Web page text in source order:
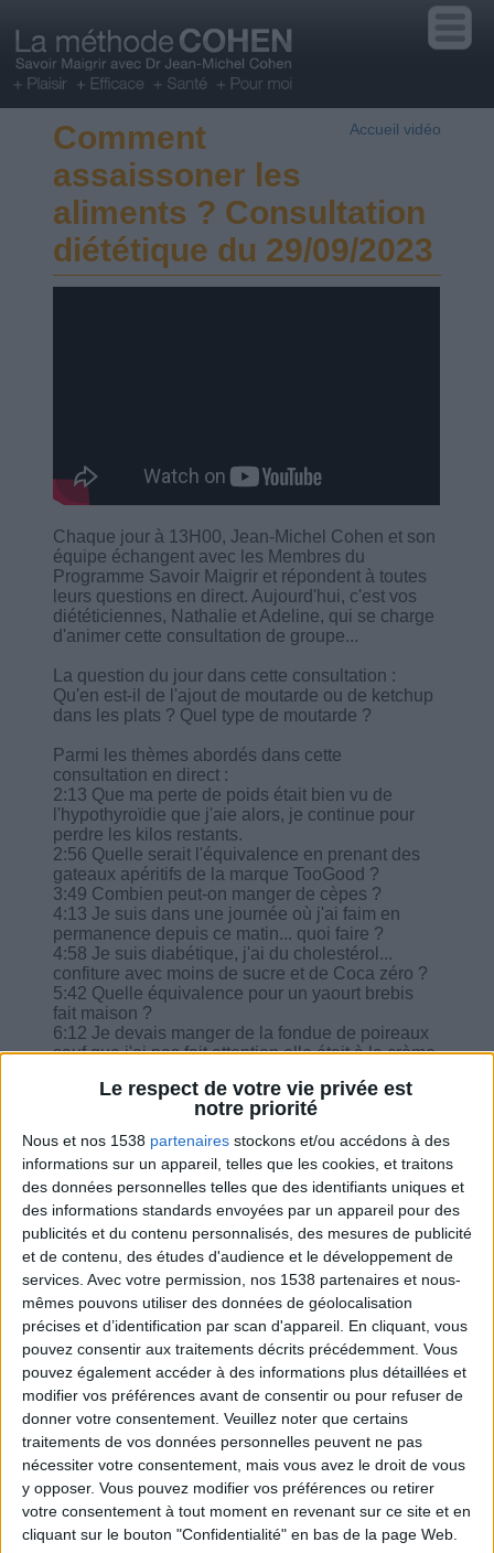
Le respect de votre vie privée est
notre priorité
Nous et nos 1538 partenaires stockons et/ou accédons à des
informations sur un appareil, telles que les cookies, et traitons
des données personnelles telles que des identifiants uniques et
des informations standards envoyées par un appareil pour des
publicités et du contenu personnalisés, des mesures de publicité
et de contenu, des études d'audience et le développement de
services. Avec votre permission, nos 1538 partenaires et nous-
mêmes pouvons utiliser des données de géolocalisation
précises et d’identification par scan d'appareil. En cliquant, vous
pouvez consentir aux traitements décrits précédemment. Vous
pouvez également accéder à des informations plus détaillées et
modifier vos préférences avant de consentir ou pour refuser de
donner votre consentement. Veuillez noter que certains
traitements de vos données personnelles peuvent ne pas
nécessiter votre consentement, mais vous avez le droit de vous
y opposer. Vous pouvez modifier vos préférences ou retirer
votre consentement à tout moment en revenant sur ce site et en
cliquant sur le bouton "Confidentialité" en bas de la page Web.
Accueil vidéo
Comment
assaissoner les
aliments ? Consultation
diététique du 29/09/2023
Chaque jour à 13H00, Jean-Michel Cohen et son
équipe échangent avec les Membres du
Programme Savoir Maigrir et répondent à toutes
leurs questions en direct. Aujourd'hui, c'est vos
diététiciennes, Nathalie et Adeline, qui se charge
d'animer cette consultation de groupe...
La question du jour dans cette consultation :
Qu'en est-il de l'ajout de moutarde ou de ketchup
dans les plats ? Quel type de moutarde ?
Parmi les thèmes abordés dans cette
consultation en direct :
2:13 Que ma perte de poids était bien vu de
l'hypothyroïdie que j'aie alors, je continue pour
perdre les kilos restants.
2:56 Quelle serait l'équivalence en prenant des
gateaux apéritifs de la marque TooGood ?
3:49 Combien peut-on manger de cèpes ?
4:13 Je suis dans une journée où j'ai faim en
permanence depuis ce matin... quoi faire ?
4:58 Je suis diabétique, j'ai du cholestérol...
confiture avec moins de sucre et de Coca zéro ?
5:42 Quelle équivalence pour un yaourt brebis
fait maison ?
6:12 Je devais manger de la fondue de poireaux
sauf que j'ai pas fait attention elle était à la crème
7:17 Qu'en est-il de l'ajout de moutarde ou de
ketchup dans les plats ? Quel type de moutarde ?
8:20 J'ai un coup de mou... je mange une assiette
de pâte, je peux le faire exceptionnellement avec
de la tomate fraîche sans MG ?
8:54 Quelle différence pour le rattrapage entre
blanc d'oeuf dur ou en omelette ?
Combien de kilos souhaitez-vous perdre ?
Moins de
5 kilos
kilos
Plus de
10 kilos
Webinaires en direct Voir tout
Chaque semaine, posez vos questions en live